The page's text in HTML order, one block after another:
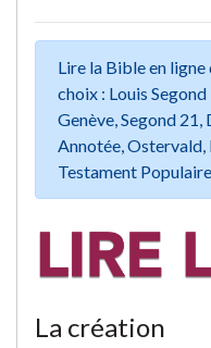
Lire la Bible en
choix : Louis
Genève, Segond
Annotée, Ostervald,
Testament
La création